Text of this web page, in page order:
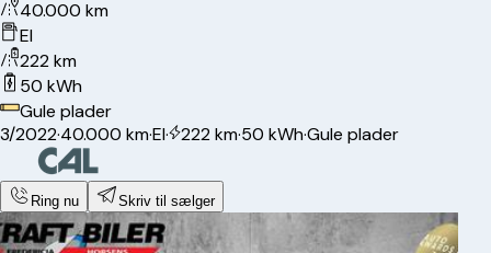
40.000 km
El
222 km
50 kWh
Gule plader
3/2022·40.000 km·El· 222 km·50 kWh·Gule plader
Ring nu Skriv til sælger